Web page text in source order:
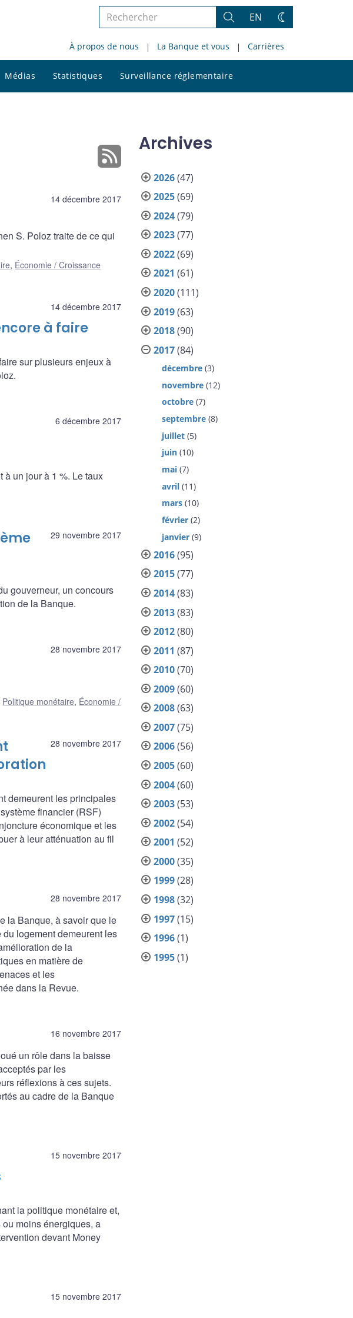
Rechercher
le
site
Rechercher
EN
Changez
thème
À propos de nous La Banque et vous Carrières
Médias Statistiques Surveillance réglementaire
le
14 décembre 2017
S. Poloz traite de ce qui
, Économie / Croissance
14 décembre 2017
à faire
sur plusieurs enjeux à
6 décembre 2017
à un jour à 1 %. Le taux
29 novembre 2017
gouverneur, un concours
de la Banque.
28 novembre 2017
Politique monétaire, Économie /
28 novembre 2017
demeurent les principales
financier (RSF)
économique et les
à leur atténuation au fil
28 novembre 2017
la Banque, à savoir que le
logement demeurent les
de la
en matière de
et les
dans la Revue.
16 novembre 2017
un rôle dans la baisse
par les
réflexions à ces sujets.
au cadre de la Banque
15 novembre 2017
la politique monétaire et,
moins énergiques, a
devant Money
15 novembre 2017
Archives
2026(47)
2025(69)
2024(79)
2023(77)
2022(69)
2021 (61)
2020(111)
2019(63)
2018(90)
2017(84)
décembre (3)
novembre (12)
octobre (7)
septembre (8)
juillet (5)
juin (10)
mai (7)
avril (11)
mars (10)
février (2)
janvier (9)
2016(95)
2015(77)
2014(83)
2013(83)
2012(80)
2011 (87)
2010(70)
2009(60)
2008(63)
2007(75)
2006(56)
2005(60)
2004(60)
2003(53)
2002(54)
2001 (52)
2000(35)
1999(28)
1998(32)
1997(15)
1996(1)
1995(1)